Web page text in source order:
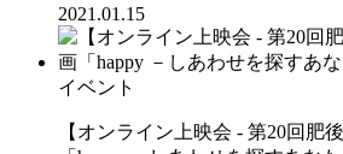
2021.01.15
イベント
【オンライン上映会 - 第20回肥